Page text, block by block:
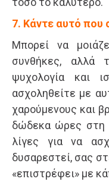
7. Κάντε αυτό που
Μπορεί να
συνθήκες, αλλά
ψυχολογία και
ασχοληθείτε με
χαρούμενους και
δώδεκα ώρες στη
λίγες για να
δυσαρεστεί, σας
«επιστρέφει» με